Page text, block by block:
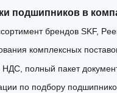
подшипников в
брендов SKF,
комплексных
полный пакет
по подбору